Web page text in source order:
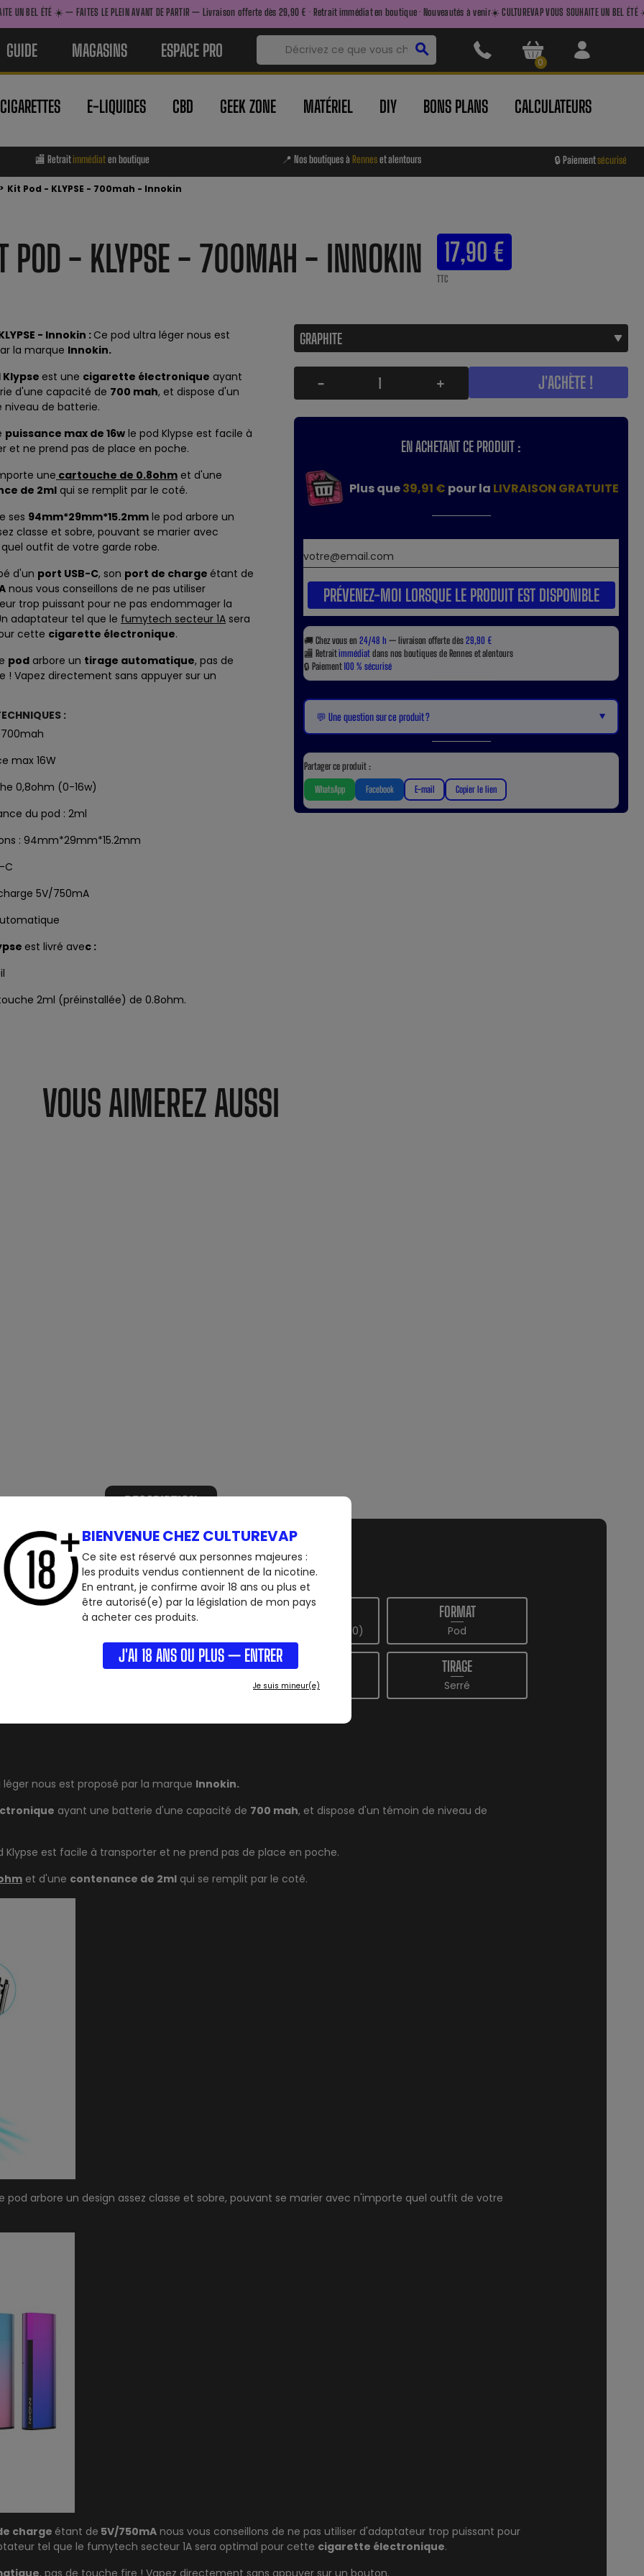
BIENVENUE CHEZ CULTUREVAP
Ce site est réservé aux personnes majeures :
les produits vendus contiennent de la nicotine.
En entrant, je confirme avoir 18 ans ou plus et
être autorisé(e) par la législation de mon pays
à acheter ces produits.
J'AI 18 ANS OU PLUS — ENTRER
Je suis mineur(e)
☀️ — FAITES LE PLEIN AVANT DE PARTIR — Livraison offerte dès 29,90 € · Retrait immédiat en boutique · Nouveautés à venir☀️ CULTUREVAP VOUS SOUHAITE UN BEL ÉTÉ ☀️ — FAITES
GUIDE MAGASINS ESPACE PRO search
0
E-LIQUIDES CBD GEEK ZONE MATÉRIEL DIY BONS PLANS CALCULATEURS
🏬 Retraitimmédiaten boutique 📍 Nos boutiques à Renneset alentours 🔒 Paiementsécurisé
> Kit Pod - KLYPSE - 700mah - Innokin
POD - KLYPSE - 700MAH - INNOKIN 17,90 €
TTC
- Innokin : Ce pod ultra léger nous est
la marque Innokin.
est une cigarette électronique ayant
d'une capacité de 700 mah, et dispose d'un
niveau de batterie.
puissance max de 16w le pod Klypse est facile à
et ne prend pas de place en poche.
une cartouche de 0.8ohm et d'une
de 2ml qui se remplit par le coté.
ses 94mm*29mm*15.2mm le pod arbore un
classe et sobre, pouvant se marier avec
outfit de votre garde robe.
d'un port USB-C, son port de charge étant de
nous vous conseillons de ne pas utiliser
trop puissant pour ne pas endommager la
adaptateur tel que le fumytech secteur 1A sera
cette cigarette électronique.
pod arbore un tirage automatique, pas de
! Vapez directement sans appuyer sur un
:
max 16W
0,8ohm (0-16w)
du pod : 2ml
: 94mm*29mm*15.2mm
C
5V/750mA
est livré avec :
2ml (préinstallée) de 0.8ohm.
- + J'ACHÈTE !
EN ACHETANT CE PRODUIT :
Plus que39,91 € pour la LIVRAISON GRATUITE
PRÉVENEZ-MOI LORSQUE LE PRODUIT EST DISPONIBLE
🚚 Chez vous en 24/48 h — livraison offerte dès29,90 €
🏬 Retraitimmédiatdans nos boutiques de Rennes et alentours
🔒 Paiement100 % sécurisé
💬 Une question sur ce produit ? ▼
Partager ce produit :
WhatsApp Facebook E-mail Copier le lien
VOUS AIMEREZ AUSSI
DESCRIPTION
JE FUME JE FUME
Moyennement (5-10)
FORMAT
Pod
BATTERIE PUISSANCE
1 - 15W
TIRAGE
Serré
nous est proposé par la marque Innokin.
ayant une batterie d'une capacité de 700 mah, et dispose d'un témoin de niveau de
Klypse est facile à transporter et ne prend pas de place en poche.
et d'une contenance de 2ml qui se remplit par le coté.
pod arbore un design assez classe et sobre, pouvant se marier avec n'importe quel outfit de votre
charge étant de 5V/750mA nous vous conseillons de ne pas utiliser d'adaptateur trop puissant pour
tel que le fumytech secteur 1A sera optimal pour cette cigarette électronique.
, pas de touche fire ! Vapez directement sans appuyer sur un bouton.